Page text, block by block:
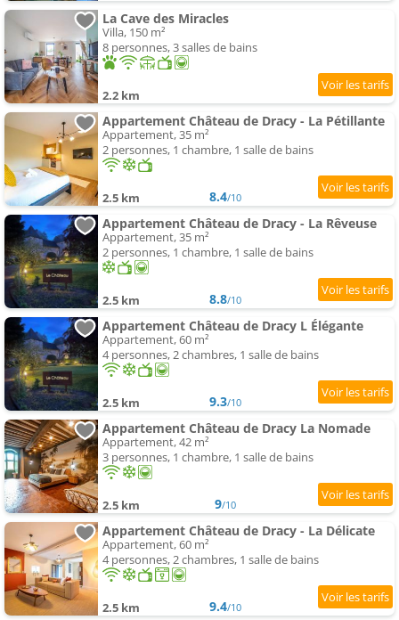
La Cave des Miracles
Villa, 150 m²
8 personnes, 3 salles de bains
2.2 km
Appartement Château de Dracy - La Pétillante
Appartement, 35 m²
2 personnes, 1 chambre, 1 salle de bains
2.5 km 8.4/10
Appartement Château de Dracy - La Rêveuse
Appartement, 35 m²
2 personnes, 1 chambre, 1 salle de bains
2.5 km 8.8/10
Appartement Château de Dracy L Élégante
Appartement, 60 m²
4 personnes, 2 chambres, 1 salle de bains
2.5 km 9.3/10
Appartement Château de Dracy La Nomade
Appartement, 42 m²
3 personnes, 1 chambre, 1 salle de bains
2.5 km 9/10
Appartement Château de Dracy - La Délicate
Appartement, 60 m²
4 personnes, 2 chambres, 1 salle de bains
2.5 km 9.4/10